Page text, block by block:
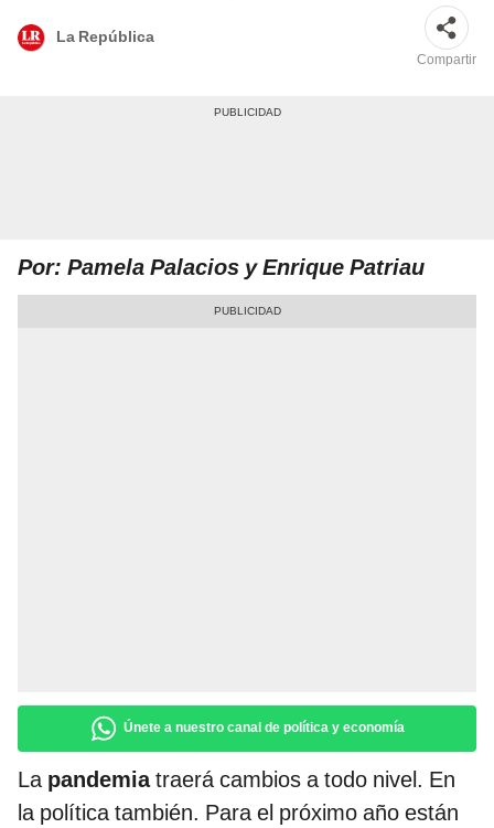
La República
Compartir
Por: Pamela Palacios y Enrique Patriau
Únete a nuestro canal de política y economía
La pandemiatraerá cambios a todo nivel. En
la política también. Para el próximo año están